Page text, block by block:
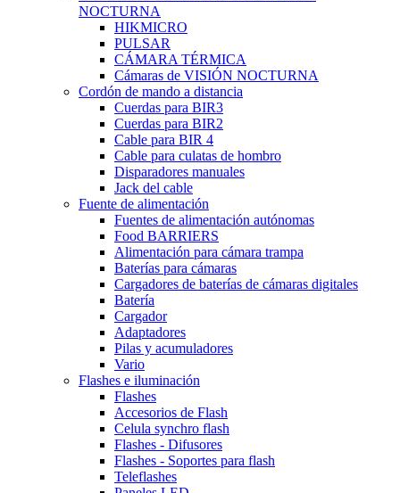
NOCTURNA
HIKMICRO
PULSAR
CÁMARA TÉRMICA
Cámaras de VISIÓN NOCTURNA
Cordón de mando a distancia
Cuerdas para BIR3
Cuerdas para BIR2
Cable para BIR 4
Cable para culatas de hombro
Disparadores manuales
Jack del cable
Fuente de alimentación
Fuentes de alimentación autónomas
Food BARRIERS
Alimentación para cámara trampa
Baterías para cámaras
Cargadores de baterías de cámaras digitales
Batería
Cargador
Adaptadores
Pilas y acumuladores
Vario
Flashes e iluminación
Flashes
Accesorios de Flash
Celula synchro flash
Flashes - Difusores
Flashes - Soportes para flash
Teleflashes